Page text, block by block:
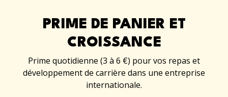
PRIME DE PANIER ET
CROISSANCE
Prime quotidienne (3 à 6 €) pour vos repas et
développement de carrière dans une entreprise
internationale.